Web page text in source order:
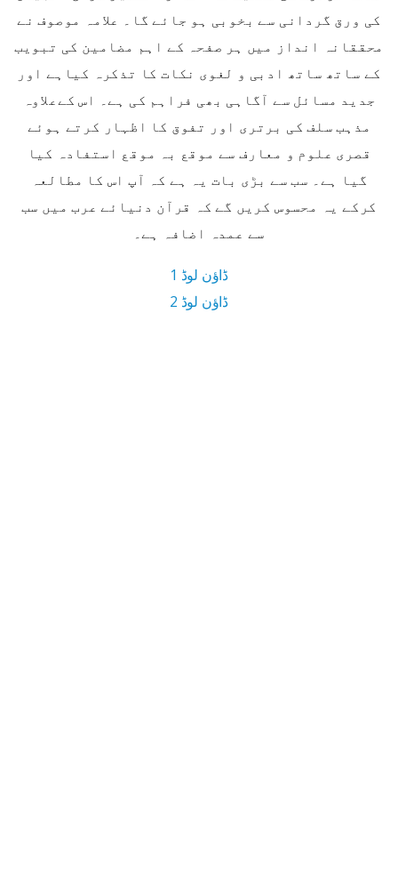
کی ورق گردانی سے بخوبی ہو جائے گا۔ علامہ موصوف نے
محققانہ انداز میں ہر صفحہ کے اہم مضامین کی تبویب
کے ساتھ ساتھ ادبی و لغوی نکات کا تذکرہ کیاہے اور
جدید مسائل سے آگاہی بھی فراہم کی ہے۔ اس کےعلاوہ
مذہب سلف کی برتری اور تفوق کا اظہار کرتے ہوئے
قصری علوم و معارف سے موقع بہ موقع استفادہ کیا
گیا ہے۔ سب سے بڑی بات یہ ہے کہ آپ اس کا مطالعہ
کرکے یہ محسوس کریں گے کہ قرآن دنیائے عرب میں سب
سے عمدہ اضافہ ہے۔
ڈاؤن لوڈ 1
ڈاؤن لوڈ 2